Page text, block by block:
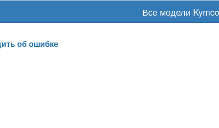
Все модели
об ошибке